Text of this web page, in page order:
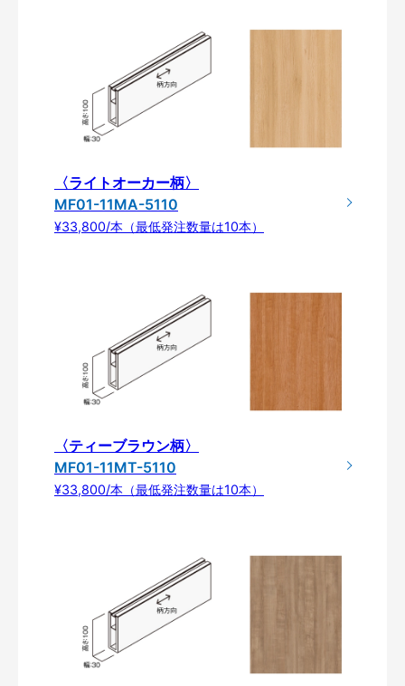
〈ライトオーカー柄〉
MF01-11MA-5110
¥33,800/本（最低発注数量は10本）
〈ティーブラウン柄〉
MF01-11MT-5110
¥33,800/本（最低発注数量は10本）